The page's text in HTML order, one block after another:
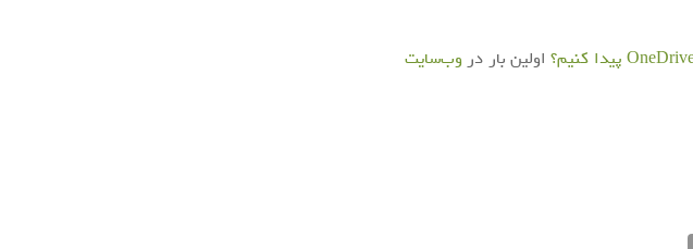
اولین بار در وب‌سایت